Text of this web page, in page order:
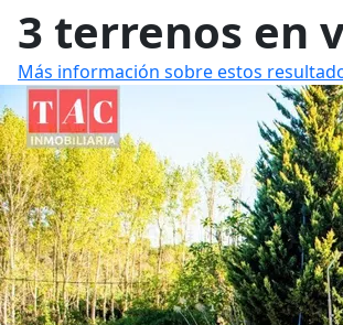
3 terrenos en
Más información sobre estos